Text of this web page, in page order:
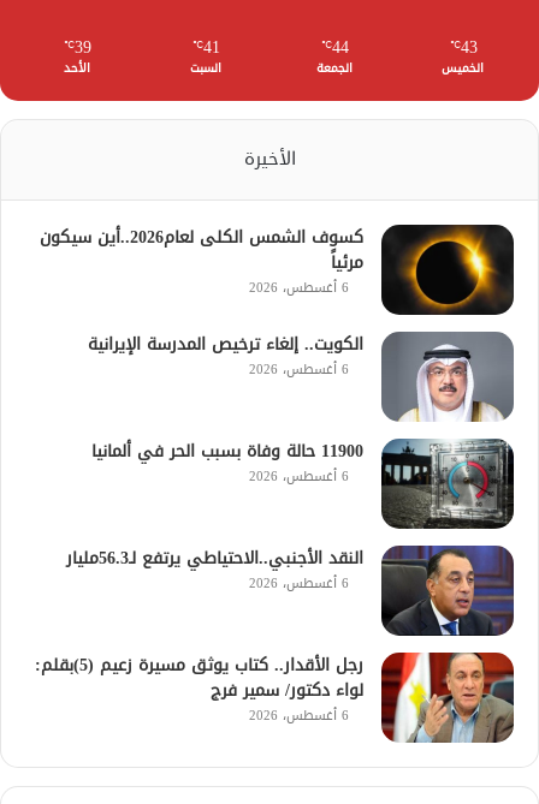
43
℃
الخميس
44
℃
الجمعة
41
℃
السبت
39
℃
الأحد
الأخيرة
كسوف الشمس الكلى لعام2026..أين سيكون
مرئياً
6 أغسطس، 2026
الكويت.. إلغاء ترخيص المدرسة الإيرانية
6 أغسطس، 2026
11900 حالة وفاة بسبب الحر في ألمانيا
6 أغسطس، 2026
النقد الأجنبي..الاحتياطي يرتفع لـ56.3مليار
6 أغسطس، 2026
رجل الأقدار.. كتاب يوثق مسيرة زعيم (5)بقلم:
لواء دكتور/ سمير فرج
6 أغسطس، 2026